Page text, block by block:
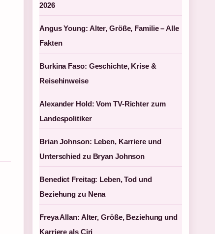
2026
Angus Young: Alter, Größe, Familie – Alle
Fakten
Burkina Faso: Geschichte, Krise &
Reisehinweise
Alexander Hold: Vom TV-Richter zum
Landespolitiker
Brian Johnson: Leben, Karriere und
Unterschied zu Bryan Johnson
Benedict Freitag: Leben, Tod und
Beziehung zu Nena
Freya Allan: Alter, Größe, Beziehung und
Karriere als Ciri